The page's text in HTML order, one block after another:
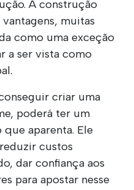
A construção
muitas
como uma exceção
a ser vista como
criar uma
poderá ter um
aparenta. Ele
custos
dar confiança aos
para apostar nesse